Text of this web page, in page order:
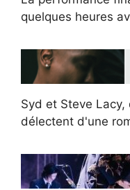
quelques heures
Syd et Steve
délectent d'une